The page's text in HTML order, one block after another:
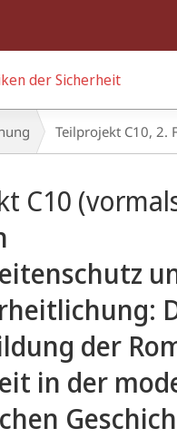
der Sicherheit
Teilprojekt C10, 2.
C10
der
in der